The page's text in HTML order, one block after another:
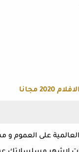
العالمية على العموم و